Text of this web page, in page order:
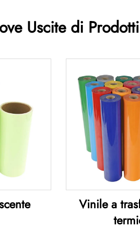
Uscite di Prodotti
Vinile a